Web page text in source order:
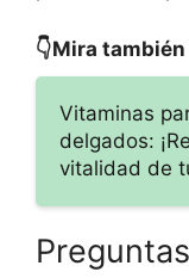
👇Mira también
Vitaminas
delgados:
vitalidad de